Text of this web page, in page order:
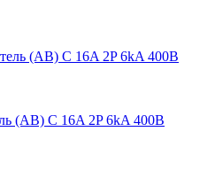
(АВ) C 16A 2P 6kA 400В